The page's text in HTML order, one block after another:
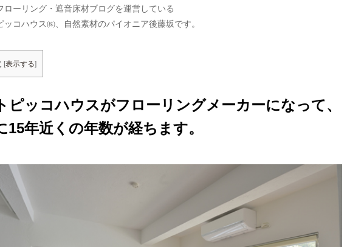
ローリング・遮音床材ブログを運営している
ッコハウス㈱、自然素材のパイオニア後藤坂です。
[表示する]
ピッコハウスがフローリングメーカーになって、
15年近くの年数が経ちます。